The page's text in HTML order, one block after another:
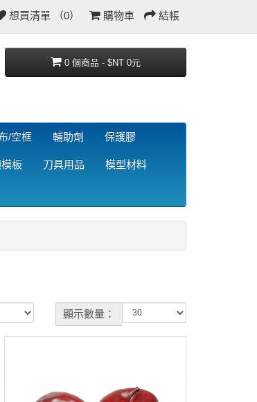
想買清單 （0） 購物車 結帳
0 個商品 - $NT 0元
/空框 輔助劑 保護膠
板 刀具用品 模型材料
顯示數量：